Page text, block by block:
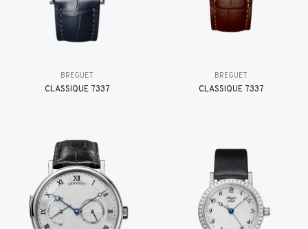
BREGUET
CLASSIQUE 7337
BREGUET
CLASSIQUE 7337